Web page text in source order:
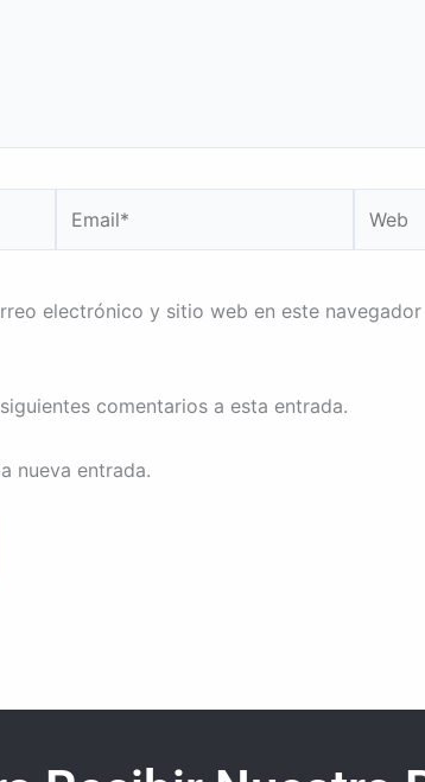
electrónico y sitio web en este
comentarios a esta entrada.
nueva entrada.